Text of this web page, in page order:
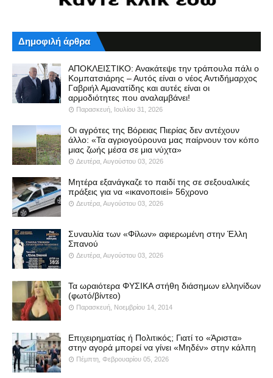
Δημοφιλή άρθρα
ΑΠΟΚΛΕΙΣΤΙΚΟ: Ανακάτεψε την τράπουλα πάλι ο
Κομπατσιάρης – Αυτός είναι ο νέος Αντιδήμαρχος
Γαβριήλ Αμανατίδης και αυτές είναι οι
αρμοδιότητες που αναλαμβάνει!
Παρασκευή, Ιουλίου 31, 2026
Οι αγρότες της Βόρειας Πιερίας δεν αντέχουν
άλλο: «Τα αγριογούρουνα μας παίρνουν τον κόπο
μιας ζωής μέσα σε μια νύχτα»
Δευτέρα, Αυγούστου 03, 2026
Μητέρα εξανάγκαζε το παιδί της σε σεξουαλικές
πράξεις για να «ικανοποιεί» 56χρονο
Δευτέρα, Αυγούστου 03, 2026
Συναυλία των «Φίλων» αφιερωμένη στην Έλλη
Σπανού
Δευτέρα, Αυγούστου 03, 2026
Τα ωραιότερα ΦΥΣΙΚΑ στήθη διάσημων ελληνίδων
(φωτό/βίντεο)
Παρασκευή, Νοεμβρίου 14, 2014
Επιχειρηματίας ή Πολιτικός; Γιατί το «Άριστα»
στην αγορά μπορεί να γίνει «Μηδέν» στην κάλπη
Πέμπτη, Φεβρουαρίου 05, 2026